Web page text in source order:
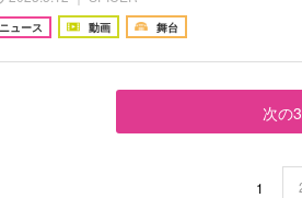
ニュース 動画 舞台
次の
1